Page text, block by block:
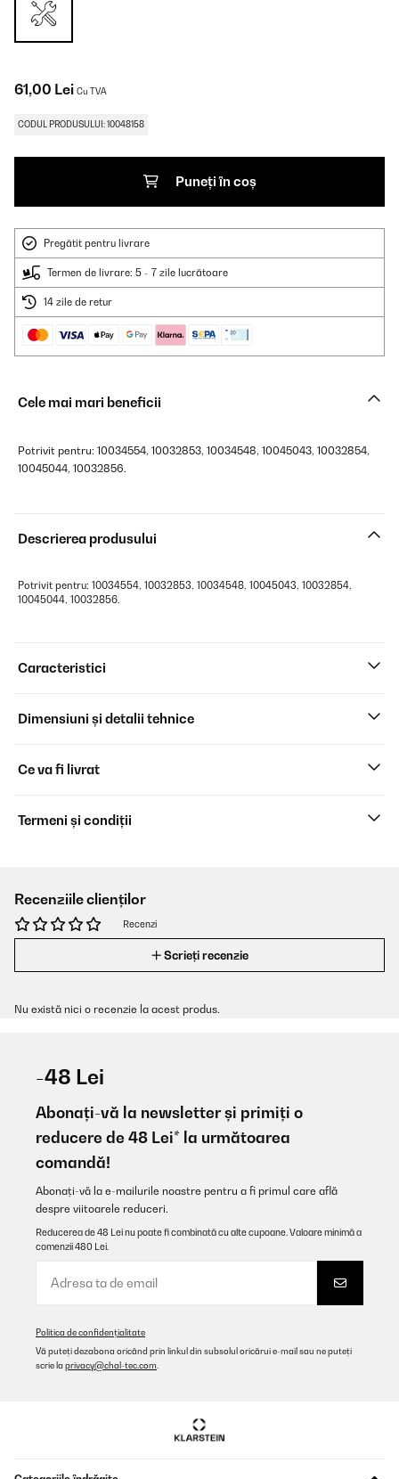
61,00 Lei Cu TVA
CODUL PRODUSULUI: 10048158
Puneți în coș
Pregătit pentru livrare
Termen de livrare: 5 - 7 zile lucrătoare
14 zile de retur
Cele mai mari beneficii
Potrivit pentru: 10034554, 10032853, 10034548, 10045043, 10032854,
10045044, 10032856.
Descrierea produsului
Potrivit pentru: 10034554, 10032853, 10034548, 10045043, 10032854,
10045044, 10032856.
Caracteristici
Dimensiuni și detalii tehnice
Ce va fi livrat
Termeni și condiții
Recenziile clienților
Recenzi
Scrieți recenzie
Nu există nici o recenzie la acest produs.
-48 Lei
Abonați-vă la newsletter și primiți o
reducere de 48 Lei* la următoarea
comandă!
Abonați-vă la e-mailurile noastre pentru a fi primul care află
despre viitoarele reduceri.
Reducerea de 48 Lei nu poate fi combinată cu alte cupoane. Valoare minimă a
comenzii 480 Lei.
Politica de confidențialitate
Vă puteți dezabona oricând prin linkul din subsolul oricărui e-mail sau ne puteți
scrie la privacy@chal-tec.com